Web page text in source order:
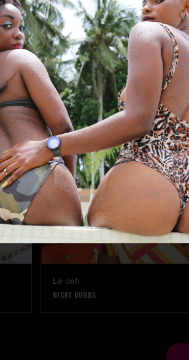
Rêve réalisé
VANNA BARDOT
Le défi
NICKY BOOBS